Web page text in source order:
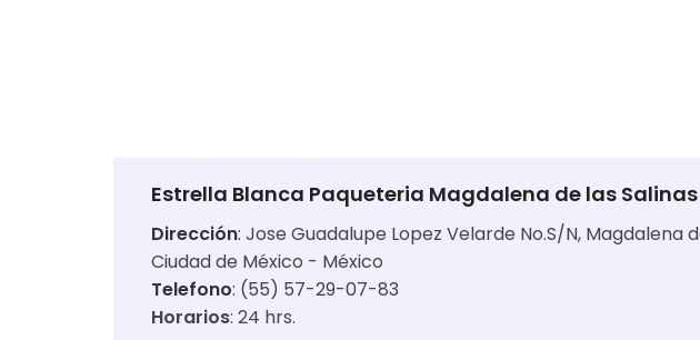
Estrella Blanca Paqueteria Magdalena de las Salinas
Dirección: Jose Guadalupe Lopez Velarde No.S/N, Magdalena
Ciudad de México - México
Telefono: (55) 57-29-07-83
Horarios: 24 hrs.